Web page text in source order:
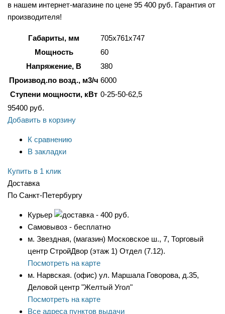
в нашем интернет-магазине по цене 95 400 руб. Гарантия от
производителя!
Габариты, мм
705x761x747
Мощность
60
Напряжение, В
380
Производ.по возд., м3/ч 6000
Ступени мощности, кВт 0-25-50-62,5
95400 руб.
Добавить в корзину
К сравнению
В закладки
Купить в 1 клик
Доставка
По Санкт-Петербургу
Курьер
- 400 руб.
Самовывоз - бесплатно
м. Звездная, (магазин) Московское ш., 7, Торговый
центр СтройДвор (этаж 1) Отдел (7.12).
Посмотреть на карте
м. Нарвская. (офис) ул. Маршала Говорова, д.35,
Деловой центр "Желтый Угол"
Посмотреть на карте
Все адреса пунктов выдачи